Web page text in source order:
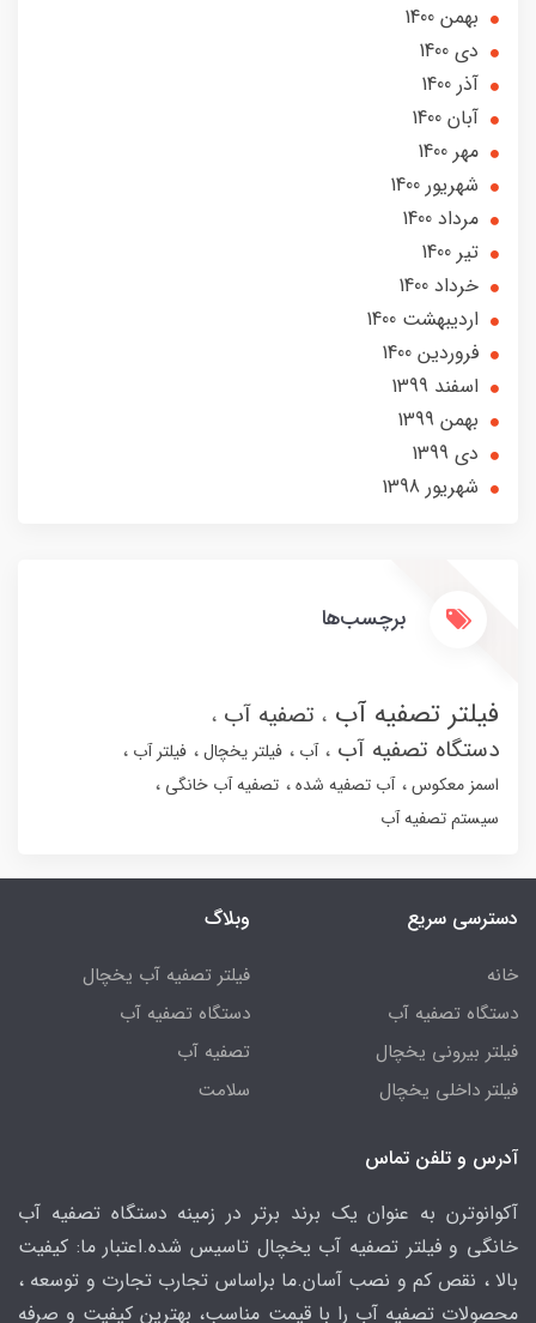
بهمن 1400
دی 1400
آذر 1400
آبان 1400
مهر 1400
شهریور 1400
مرداد 1400
تير 1400
خرداد 1400
ارديبهشت 1400
فروردین 1400
اسفند 1399
بهمن 1399
دی 1399
شهریور 1398
برچسب‌ها
فیلتر تصفیه آب
تصفیه آب
دستگاه تصفیه آب
آب فیلتر یخچال
فیلتر آب
اسمز معکوس
آب تصفیه شده
تصفیه آب خانگی
سیستم تصفیه آب
دسترسی سریع
خانه
دستگاه تصفیه آب
فیلتر بیرونی یخچال
فیلتر داخلی یخچال
وبلاگ
فیلتر تصفیه آب یخچال
دستگاه تصفیه آب
تصفیه آب
سلامت
آدرس و تلفن تماس
آکوانوترن به عنوان یک برند برتر در زمینه دستگاه تصفیه آب
خانگی و فیلتر تصفیه آب یخچال تاسیس شده.اعتبار ما: کیفیت
بالا ، نقص کم و نصب آسان.ما براساس تجارب تجارت و توسعه ،
محصولات تصفیه آب را با قیمت مناسب، بهترین کیفیت و صرفه